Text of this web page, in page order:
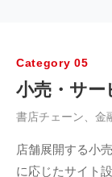
Category 05
小売・サー
書店チェーン、金
店舗展開する小
に応じたサイト